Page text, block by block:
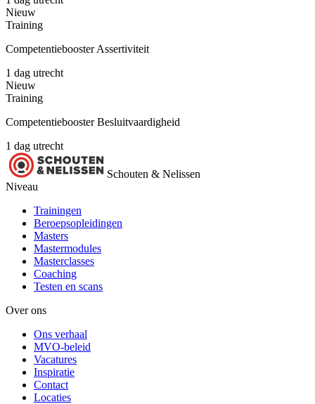
Nieuw
Training
Competentiebooster Assertiviteit
1 dag utrecht
Nieuw
Training
Competentiebooster Besluitvaardigheid
1 dag utrecht
Schouten & Nelissen
Niveau
Trainingen
Beroepsopleidingen
Masters
Mastermodules
Masterclasses
Coaching
Testen en scans
Over ons
Ons verhaal
MVO-beleid
Vacatures
Inspiratie
Contact
Locaties